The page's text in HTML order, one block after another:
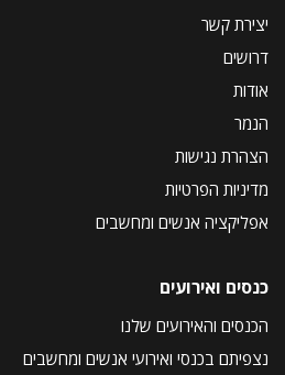
יצירת קשר
דרושים
אודות
הנמר
הצהרת נגישות
מדיניות הפרטיות
אפליקציה אנשים ומחשבים
כנסים ואירועים
הכנסים והאירועים שלנו
נצפיתם בכנסי ואירועי אנשים ומחשבים